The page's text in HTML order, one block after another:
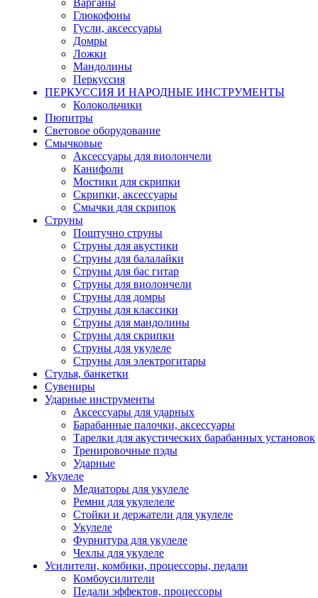
Варганы
Глюкофоны
Гусли, аксессуары
Домры
Ложки
Мандолины
Перкуссия
ПЕРКУССИЯ И НАРОДНЫЕ ИНСТРУМЕНТЫ
Колокольчики
Пюпитры
Световое оборудование
Смычковые
Аксессуары для виолончели
Канифоли
Мостики для скрипки
Скрипки, аксессуары
Смычки для скрипок
Струны
Поштучно струны
Струны для акустики
Струны для балалайки
Струны для бас гитар
Струны для виолончели
Струны для домры
Струны для классики
Струны для мандолины
Струны для скрипки
Струны для укулеле
Струны для электрогитары
Стулья, банкетки
Сувениры
Ударные инструменты
Аксессуары для ударных
Барабанные палочки, аксессуары
Тарелки для акустических барабанных установок
Тренировочные пэды
Ударные
Укулеле
Медиаторы для укулеле
Ремни для укулелеле
Стойки и держатели для укулеле
Укулеле
Фурнитура для укулеле
Чехлы для укулеле
Усилители, комбики, процессоры, педали
Комбоусилители
Педали эффектов, процессоры